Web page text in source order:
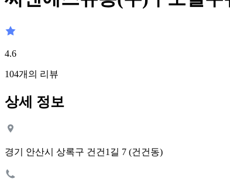
4.6
104개의 리뷰
상세 정보
경기 안산시 상록구 건건1길 7 (건건동)